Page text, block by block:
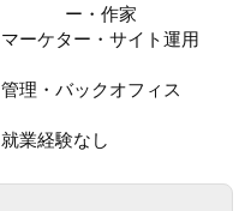
ー・作家
マーケター・サイト運用
管理・バックオフィス
就業経験なし